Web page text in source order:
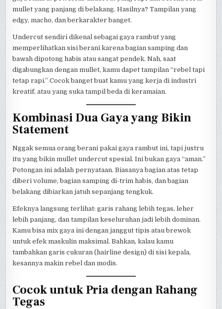
mullet yang panjang di belakang. Hasilnya? Tampilan yang
edgy, macho, dan berkarakter banget.
Undercut sendiri dikenal sebagai gaya rambut yang
memperlihatkan sisi berani karena bagian samping dan
bawah dipotong habis atau sangat pendek. Nah, saat
digabungkan dengan mullet, kamu dapet tampilan “rebel tapi
tetap rapi.” Cocok banget buat kamu yang kerja di industri
kreatif, atau yang suka tampil beda di keramaian.
Kombinasi Dua Gaya yang Bikin
Statement
Nggak semua orang berani pakai gaya rambut ini, tapi justru
itu yang bikin mullet undercut spesial. Ini bukan gaya “aman.”
Potongan ini adalah pernyataan. Biasanya bagian atas tetap
diberi volume, bagian samping di-trim habis, dan bagian
belakang dibiarkan jatuh sepanjang tengkuk.
Efeknya langsung terlihat: garis rahang lebih tegas, leher
lebih panjang, dan tampilan keseluruhan jadi lebih dominan.
Kamu bisa mix gaya ini dengan janggut tipis atau brewok
untuk efek maskulin maksimal. Bahkan, kalau kamu
tambahkan garis cukuran (hairline design) di sisi kepala,
kesannya makin rebel dan modis.
Cocok untuk Pria dengan Rahang
Tegas